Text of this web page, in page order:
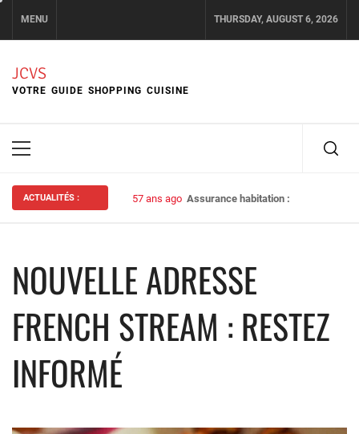
content
MENU THURSDAY, AUGUST 6, 2026
JCVS
VOTRE GUIDE SHOPPING CUISINE
Primary
ACTUALITÉS : 57 ans ago Assurance habitation : bien choisir
NOUVELLE ADRESSE
FRENCH STREAM : RESTEZ
INFORMÉ